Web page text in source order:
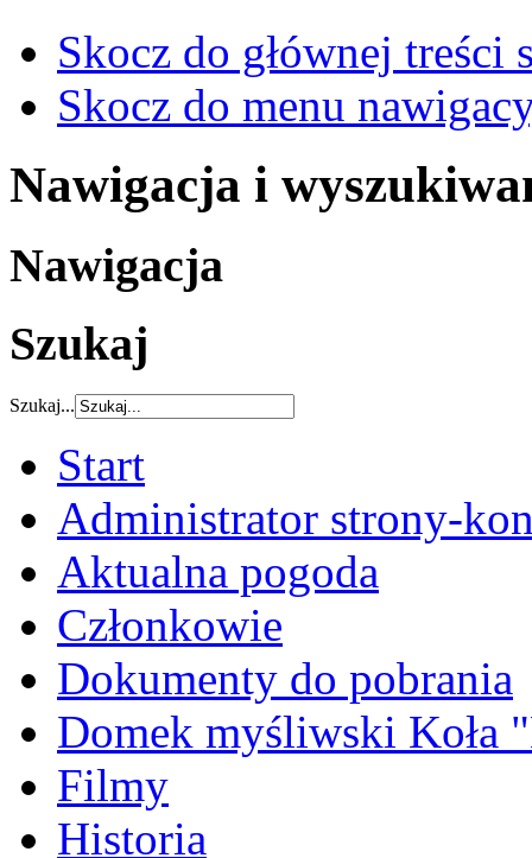
Skocz do głównej treści
Skocz do menu
Nawigacja i
Nawigacja
Szukaj
Szukaj...
Start
Administrator strony-
Aktualna pogoda
Członkowie
Dokumenty do pobrania
Domek myśliwski Koła
Filmy
Historia